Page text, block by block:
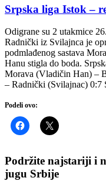
Srpska liga Istok –
Odigrane su 2 utakmice
Radnički iz Svilajnca je
podmlađenog sastava
Hanu stigla do boda.
Morava (Vladičin Han) –
– Radnički (Svilajnac)
Podeli ovo:
Podržite najstariji i
jugu Srbije